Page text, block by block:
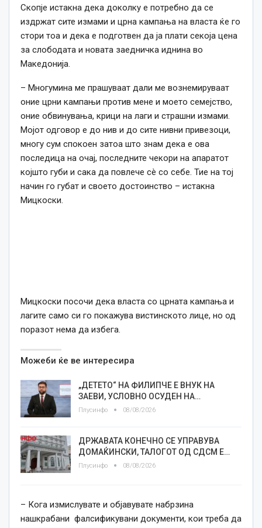
Скопје истакна дека доколку е потребно да се
издржат сите измами и црна кампања на власта ќе го
стори тоа и дека е подготвен да ја плати секоја цена
за слободата и новата заедничка иднина во
Македонија.
– Многумина ме прашуваат дали ме вознемируваат
оние црни кампањи против мене и моето семејство,
оние обвинувања, крици на лаги и страшни измами.
Мојот одговор е до нив и до сите нивни привезоци,
многу сум спокоен затоа што знам дека е ова
последица на очај, последните чекори на апаратот
којшто губи и сака да повлече сè со себе. Тие на тој
начин го губат и своето достоинство – истакна
Мицкоски.
Мицкоски посочи дека власта со црната кампања и
лагите само си го покажува вистинското лице, но од
поразот нема да избега.
Можеби ќе ве интересира
„ДЕТЕТО“ НА ФИЛИПЧЕ Е ВНУК НА
ЗАЕВИ, УСЛОВНО ОСУДЕН НА…
Плусинфо 08/08/2026
ДРЖАВАТА КОНЕЧНО СЕ УПРАВУВА
ДОМАЌИНСКИ, ТАЛОГОТ ОД СДСМ Е…
Плусинфо 08/08/2026
– Кога измислувате и објавувате набрзина
нашкрабани фалсификувани документи, кои треба да